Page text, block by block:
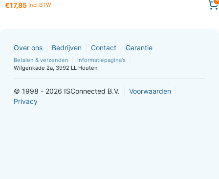
€17,85 Incl BTW
Over ons Bedrijven Contact Garantie
Betalen & verzenden
Informatiepagina's
Wilgenkade 2a, 3992 LL Houten
© 1998 - 2026 ISConnected B.V.
Voorwaarden
Privacy